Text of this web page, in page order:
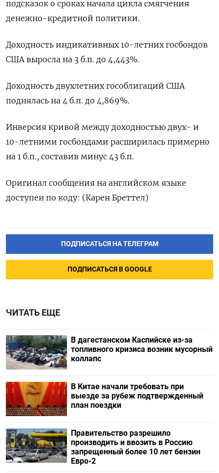
подсказок о сроках начала цикла смягчения
денежно-кредитной политики.
Доходность индикативных 10-летних госбондов
США выросла на 3 б.п. до 4,443%.
Доходность двухлетних гособлигаций США
поднялась на 4 б.п. до 4,869%.
Инверсия кривой между доходностью двух- и
10-летними госбондами расширилась примерно
на 1 б.п., составив минус 43 б.п.
Оригинал сообщения на английском языке
доступен по коду: (Карен Бреттел)
ПОДПИСАТЬСЯ НА ТЕЛЕГРАМ
ПОДПИСАТЬСЯ В GOOGLE
ЧИТАТЬ ЕЩЕ
В дагестанском Каспийске из-за
топливного кризиса возник мусорный
коллапс
В Китае начали требовать при
выезде за рубеж подтвержденный
план поездки
Правительство разрешило
производить и ввозить в Россию
запрещенный более 10 лет бензин
Евро-2